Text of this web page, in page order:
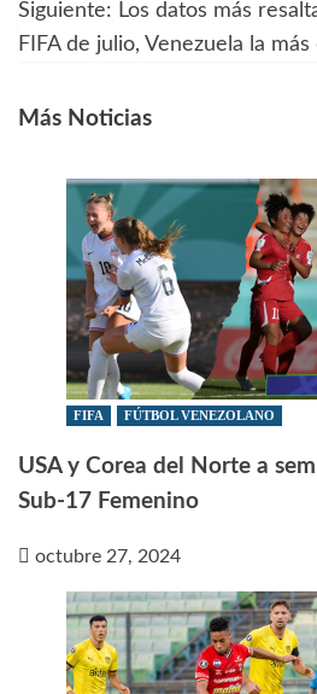
entradas
Siguiente: Los datos más
FIFA de julio, Venezuela la más
Más Noticias
FIFA FÚTBOL VENEZOLANO
USA y Corea del Norte a
Sub-17 Femenino
octubre 27, 2024